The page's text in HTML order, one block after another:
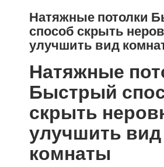
Натяжные потолки
способ скрыть
улучшить вид
Натяжные
Быстрый
скрыть
улучшить вид
комнаты